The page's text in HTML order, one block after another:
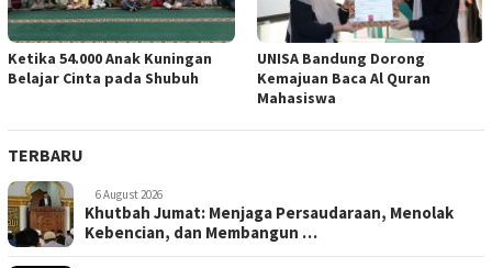
Ketika 54.000 Anak Kuningan
Belajar Cinta pada Shubuh
UNISA Bandung Dorong
Kemajuan Baca Al Quran
Mahasiswa
TERBARU
6 August 2026
Khutbah Jumat: Menjaga Persaudaraan, Menolak
Kebencian, dan Membangun …